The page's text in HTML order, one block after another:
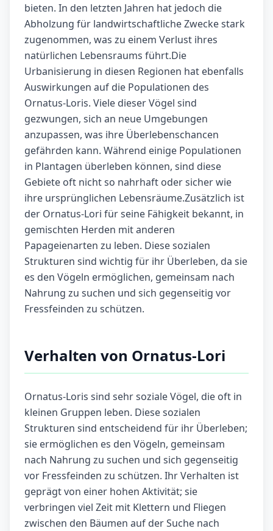
bieten. In den letzten Jahren hat jedoch die
Abholzung für landwirtschaftliche Zwecke stark
zugenommen, was zu einem Verlust ihres
natürlichen Lebensraums führt.Die
Urbanisierung in diesen Regionen hat ebenfalls
Auswirkungen auf die Populationen des
Ornatus-Loris. Viele dieser Vögel sind
gezwungen, sich an neue Umgebungen
anzupassen, was ihre Überlebenschancen
gefährden kann. Während einige Populationen
in Plantagen überleben können, sind diese
Gebiete oft nicht so nahrhaft oder sicher wie
ihre ursprünglichen Lebensräume.Zusätzlich ist
der Ornatus-Lori für seine Fähigkeit bekannt, in
gemischten Herden mit anderen
Papageienarten zu leben. Diese sozialen
Strukturen sind wichtig für ihr Überleben, da sie
es den Vögeln ermöglichen, gemeinsam nach
Nahrung zu suchen und sich gegenseitig vor
Fressfeinden zu schützen.
Verhalten von Ornatus-Lori
Ornatus-Loris sind sehr soziale Vögel, die oft in
kleinen Gruppen leben. Diese sozialen
Strukturen sind entscheidend für ihr Überleben;
sie ermöglichen es den Vögeln, gemeinsam
nach Nahrung zu suchen und sich gegenseitig
vor Fressfeinden zu schützen. Ihr Verhalten ist
geprägt von einer hohen Aktivität; sie
verbringen viel Zeit mit Klettern und Fliegen
zwischen den Bäumen auf der Suche nach